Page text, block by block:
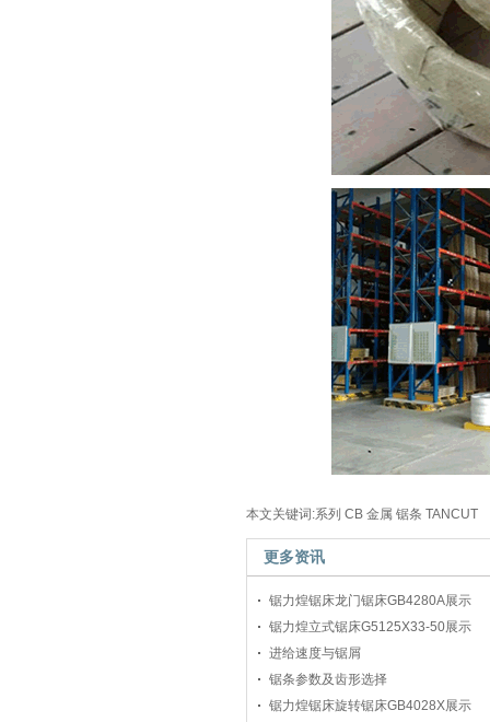
本文关键词:系列 CB 金属 锯条 TANCUT
更多资讯
锯力煌锯床龙门锯床GB4280A展示
锯力煌立式锯床G5125X33-50展示
进给速度与锯屑
锯条参数及齿形选择
锯力煌锯床旋转锯床GB4028X展示